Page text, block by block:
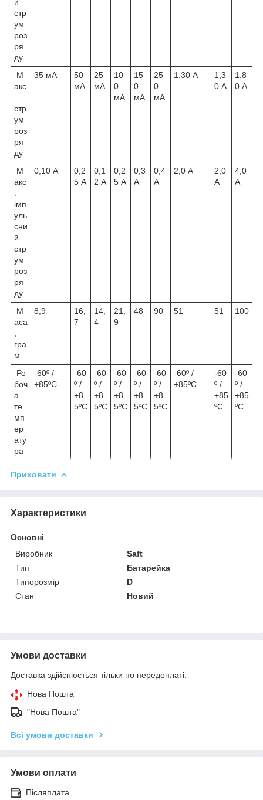
стр
ум
роз
ря
ду
М
акс
стр
ум
роз
ря
ду
35 мА
50
мА
25
мА
10
0
мА
15
0
мА
25
0
мА
1,30 А
1,3
0 А
1,8
0 А
М
акс
імп
уль
сни
й
стр
ум
роз
ря
ду
0,10 А
0,2
5 А
0,1
2 А
0,2
5 А
0,3
А
0,4
А
2,0 А
2,0
А
4,0
А
М
аса
гра
м
8,9
16,
7
14,
4
21,
9
48 90 51 51 100
Ро
боч
а
те
мп
ер
ату
ра
-60º /
+85ºС
-60
º /
+8
5ºС
-60
º /
+8
5ºС
-60
º /
+8
5ºС
-60
º /
+8
5ºС
-60
º /
+8
5ºС
-60º /
+85ºС
-60
º /
+85
ºС
-60
º /
+85
ºС
Приховати
Характеристики
Основні
Виробник
Saft
Тип
Батарейка
Типорозмір
D
Стан
Новий
Умови доставки
Доставка здійснюється тільки по передоплаті.
Нова Пошта
"Нова Пошта"
Всі умови доставки
Умови оплати
Післяплата